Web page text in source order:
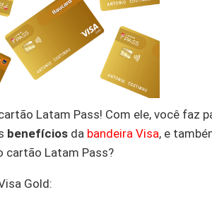
Latam Pass! Com ele, você faz
benefícios da bandeira Visa, e
cartão Latam Pass?
Gold: